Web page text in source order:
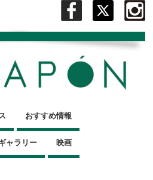
おすすめ情報
ャラリー 映画